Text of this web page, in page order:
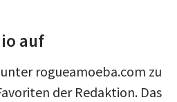
auf
rogueamoeba.com zu
der Redaktion. Das